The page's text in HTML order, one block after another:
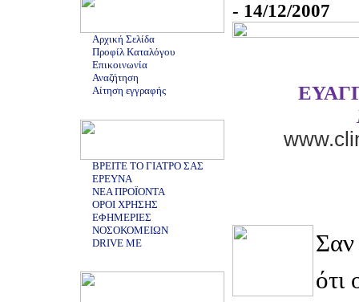
Αρχική Σελίδα
Προφίλ Καταλόγου
Επικοινωνία
Αναζήτηση
Αίτηση εγγραφής
ΒΡΕΙΤΕ ΤΟ ΓΙΑΤΡΟ ΣΑΣ
ΕΡΕΥΝΑ
ΝΕΑ ΠΡΟΪΟΝΤΑ
ΟΡΟΙ ΧΡΗΣΗΣ
ΕΦΗΜΕΡΙΕΣ
ΝΟΣΟΚΟΜΕΙΩΝ
DRIVE ME
- 14/12/2007
Σαν
ότι